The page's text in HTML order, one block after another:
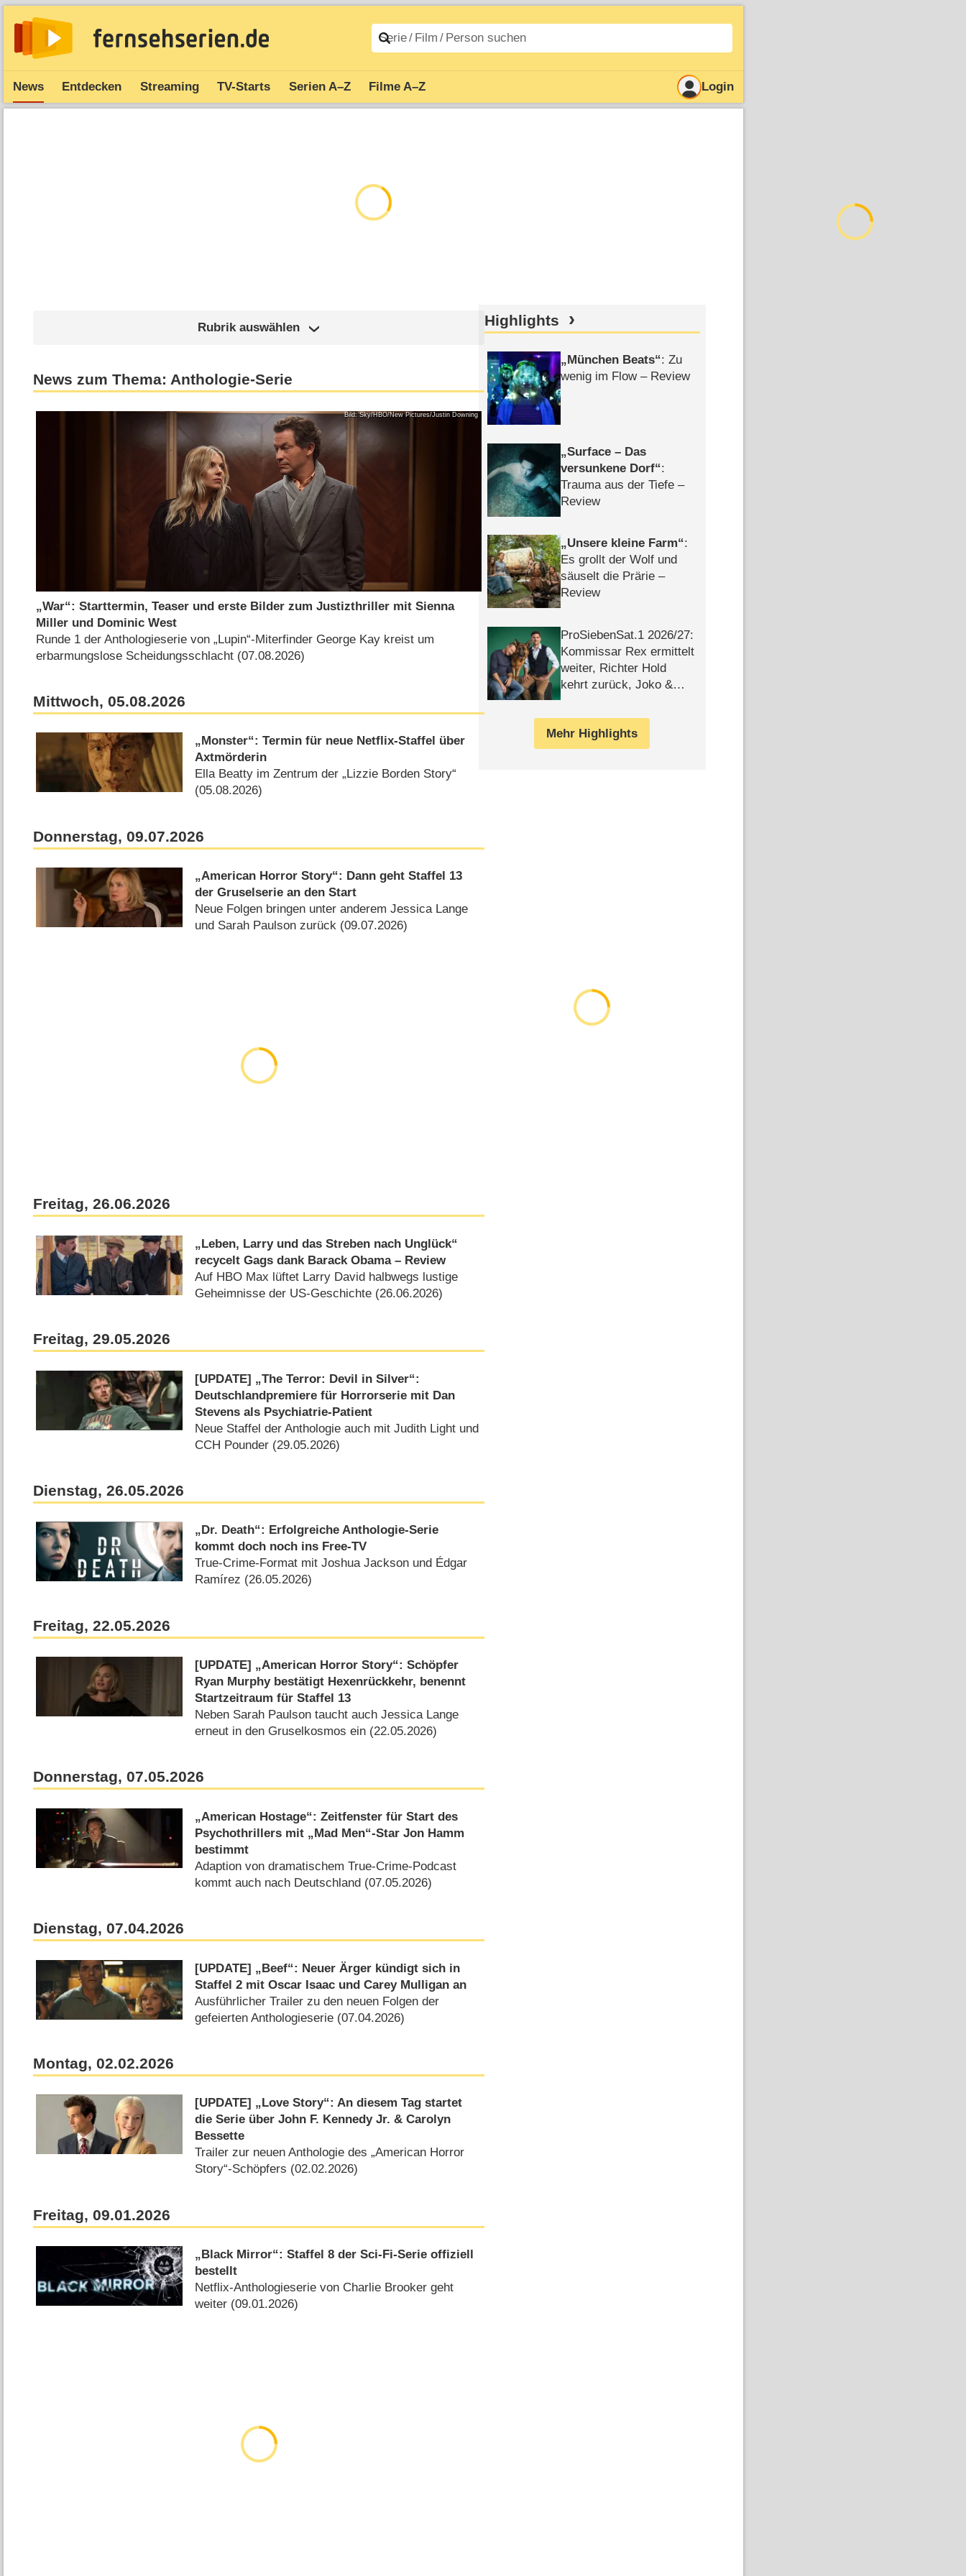
News Entdecken Streaming TV-Starts Serien A–Z Filme A–Z Login
Rubrik auswählen
News zum Thema: Anthologie-Serie
Bild: Sky/HBO/New Pictures/Justin Downing
„War“: Starttermin, Teaser und erste Bilder zum Justizthriller mit Sienna
Miller und Dominic West
Runde 1 der Anthologieserie von „Lupin“-Miterfinder George Kay kreist um
erbarmungslose Scheidungsschlacht (07.08.2026)
Mittwoch, 05.08.2026
„Monster“: Termin für neue Netflix-Staffel über
Axtmörderin
Ella Beatty im Zentrum der „Lizzie Borden Story“
(05.08.2026)
Donnerstag, 09.07.2026
„American Horror Story“: Dann geht Staffel 13
der Gruselserie an den Start
Neue Folgen bringen unter anderem Jessica Lange
und Sarah Paulson zurück (09.07.2026)
Freitag, 26.06.2026
„Leben, Larry und das Streben nach Unglück“
recycelt Gags dank Barack Obama – Review
Auf HBO Max lüftet Larry David halbwegs lustige
Geheimnisse der US-Geschichte (26.06.2026)
Freitag, 29.05.2026
[UPDATE] „The Terror: Devil in Silver“:
Deutschlandpremiere für Horrorserie mit Dan
Stevens als Psychiatrie-Patient
Neue Staffel der Anthologie auch mit Judith Light und
CCH Pounder (29.05.2026)
Dienstag, 26.05.2026
„Dr. Death“: Erfolgreiche Anthologie-Serie
kommt doch noch ins Free-TV
True-Crime-Format mit Joshua Jackson und Édgar
Ramírez (26.05.2026)
Freitag, 22.05.2026
[UPDATE] „American Horror Story“: Schöpfer
Ryan Murphy bestätigt Hexenrückkehr, benennt
Startzeitraum für Staffel 13
Neben Sarah Paulson taucht auch Jessica Lange
erneut in den Gruselkosmos ein (22.05.2026)
Donnerstag, 07.05.2026
„American Hostage“: Zeitfenster für Start des
Psychothrillers mit „Mad Men“-Star Jon Hamm
bestimmt
Adaption von dramatischem True-Crime-Podcast
kommt auch nach Deutschland (07.05.2026)
Dienstag, 07.04.2026
[UPDATE] „Beef“: Neuer Ärger kündigt sich in
Staffel 2 mit Oscar Isaac und Carey Mulligan an
Ausführlicher Trailer zu den neuen Folgen der
gefeierten Anthologieserie (07.04.2026)
Montag, 02.02.2026
[UPDATE] „Love Story“: An diesem Tag startet
die Serie über John F. Kennedy Jr. & Carolyn
Bessette
Trailer zur neuen Anthologie des „American Horror
Story“-Schöpfers (02.02.2026)
Freitag, 09.01.2026
„Black Mirror“: Staffel 8 der Sci-Fi-Serie offiziell
bestellt
Netflix-Anthologieserie von Charlie Brooker geht
weiter (09.01.2026)
Highlights
München Beats : Zu
wenig im Flow – Review
Surface – Das
versunkene Dorf :
Trauma aus der Tiefe –
Review
Unsere kleine Farm :
Es grollt der Wolf und
säuselt die Prärie –
Review
ProSiebenSat.1 2026/​27:
Kommissar Rex ermittelt
weiter, Richter Hold
kehrt zurück, Joko &
Mehr Highlights